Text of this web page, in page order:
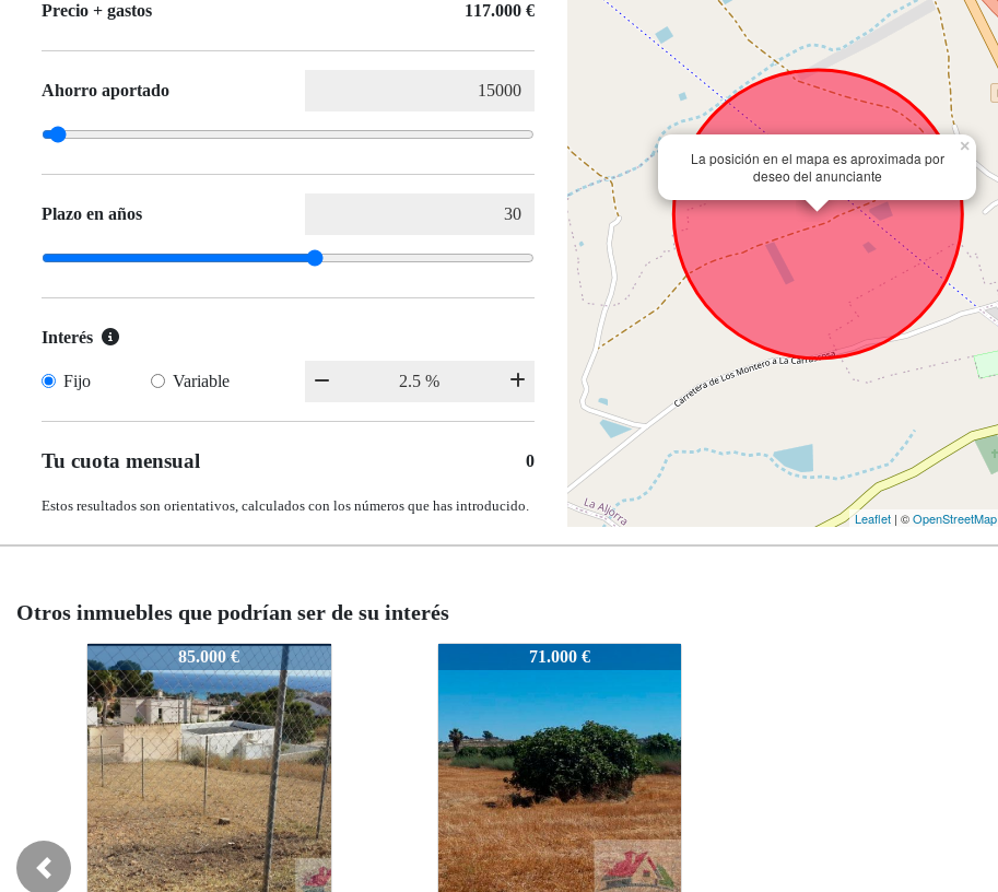
Precio + gastos 117.000 €
Ahorro aportado
Plazo en años
Interés
Fijo Variable
Tu cuota mensual 0
Estos resultados son orientativos, calculados con los números que has introducido.
La posición en el mapa es aproximada por
deseo del anunciante
×
Leaflet | ©OpenStreetMap
Otros inmuebles que podrían ser de su interés
1758
71.000 €
1758 71.000 € 85.000 €
Previous